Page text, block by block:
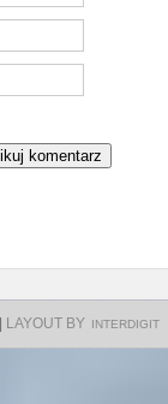
LAYOUT BY INTERDIGIT